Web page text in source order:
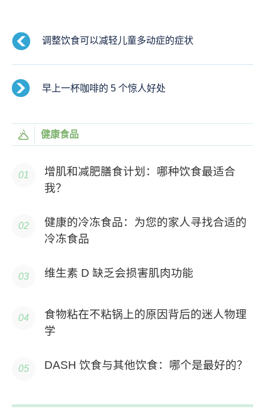
调整饮食可以减轻儿童多动症的症状
早上一杯咖啡的 5 个惊人好处
健康食品
增肌和减肥膳食计划：哪种饮食最适合
我？
健康的冷冻食品：为您的家人寻找合适的
冷冻食品
维生素 D 缺乏会损害肌肉功能
食物粘在不粘锅上的原因背后的迷人物理
学
DASH 饮食与其他饮食：哪个是最好的？